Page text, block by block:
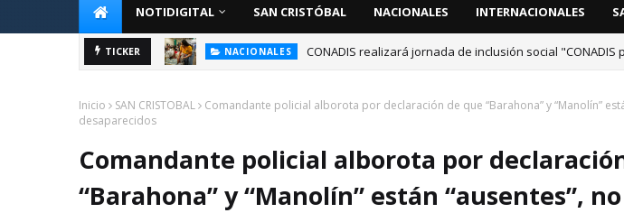
NOTIDIGITAL SAN CRISTÓBAL NACIONALES INTERNACIONALES
TICKER NACIONALES CONADIS realizará jornada de inclusión social
Inicio SAN CRISTOBAL
Comandante policial alborota por declaración de que “Barahona” y “Manolín”
desaparecidos
Comandante policial alborota por
“Barahona” y “Manolín” están “ausentes”, no